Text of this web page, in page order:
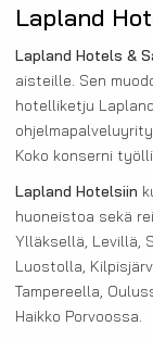
Lapland
Lapland Hotels &
aisteille. Sen
hotelliketju
Koko konserni
Lapland Hotelsiin
huoneistoa sekä
Ylläksellä, Levillä,
Luostolla,
Tampereella,
Haikko Porvoossa.